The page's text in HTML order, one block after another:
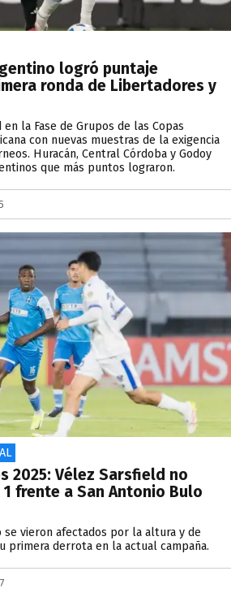
logró puntaje
ronda de Libertadores y
la Fase de Grupos de las Copas
con nuevas muestras de la exigencia
Huracán, Central Córdoba y Godoy
que más puntos lograron.
2025: Vélez Sarsfield no
frente a San Antonio Bulo
se vieron afectados por la altura y de
primera derrota en la actual campaña.